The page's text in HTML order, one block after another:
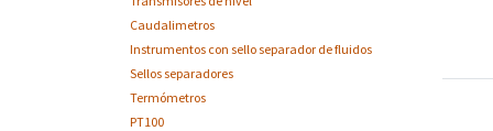
Caudalimetros
Instrumentos con sello separador de fluidos
Sellos separadores
Termómetros
PT100